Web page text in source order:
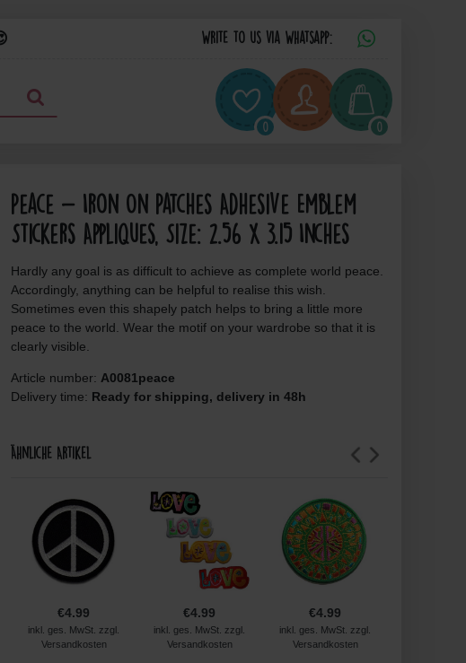
Write to us via Whatsapp:
0 0
Peace - Iron On Patches Adhesive Emblem
Stickers Appliques, Size: 2.56 x 3.15 Inches
Hardly any goal is as difficult to achieve as complete world peace.
Accordingly, anything can be helpful to realise this wish.
Sometimes even this shapely patch helps to bring a little more
peace to the world. Wear the motif on your wardrobe so that it is
clearly visible.
Article number: A0081peace
Delivery time: Ready for shipping, delivery in 48h
Ähnliche Artikel
€4.99
inkl. ges. MwSt. zzgl.
Versandkosten
€4.99
inkl. ges. MwSt. zzgl.
Versandkosten
€4.99
inkl. ges. MwSt. zzgl.
Versandkosten